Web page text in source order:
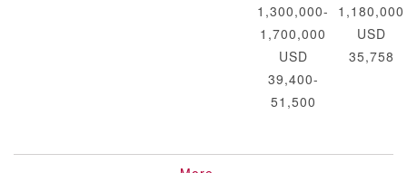
1,300,000-
1,700,000
USD
39,400-
51,500
1,180,000
USD
35,758